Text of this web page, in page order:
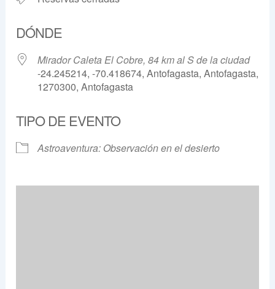
DÓNDE
Mirador Caleta El Cobre, 84 km al S de la ciudad
-24.245214, -70.418674, Antofagasta, Antofagasta,
1270300, Antofagasta
TIPO DE EVENTO
Astroaventura: Observación en el desierto